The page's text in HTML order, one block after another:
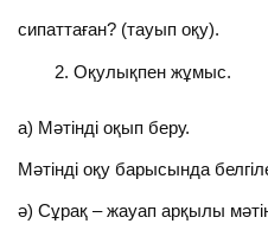
сипаттаған? (тауып оқу).
Оқулықпен жұмыс.
а) Мәтінді оқып беру.
Мәтінді оқу барысында
ә) Сұрақ – жауап арқылы